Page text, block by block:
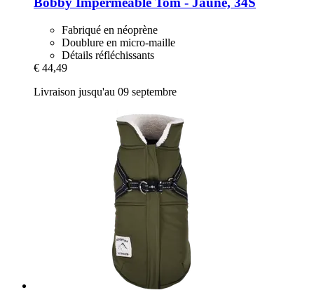
Fabriqué en néoprène
Doublure en micro-maille
Détails réfléchissants
€ 44,49
Livraison jusqu'au 09 septembre